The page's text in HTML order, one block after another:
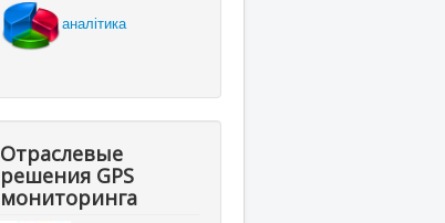
аналітика
Отраслевые
решения GPS
мониторинга